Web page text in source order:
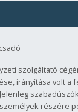
szolgáltató
irányítása volt a
részére